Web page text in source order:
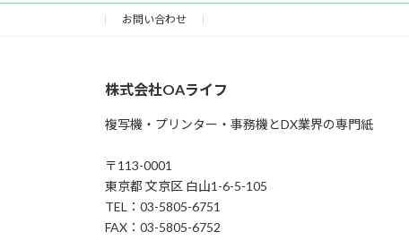
お問い合わせ
株式会社OAライフ
複写機・プリンター・事務機とDX業界の専門紙
〒113-0001
東京都 文京区 白山1-6-5-105
TEL：03-5805-6751
FAX：03-5805-6752